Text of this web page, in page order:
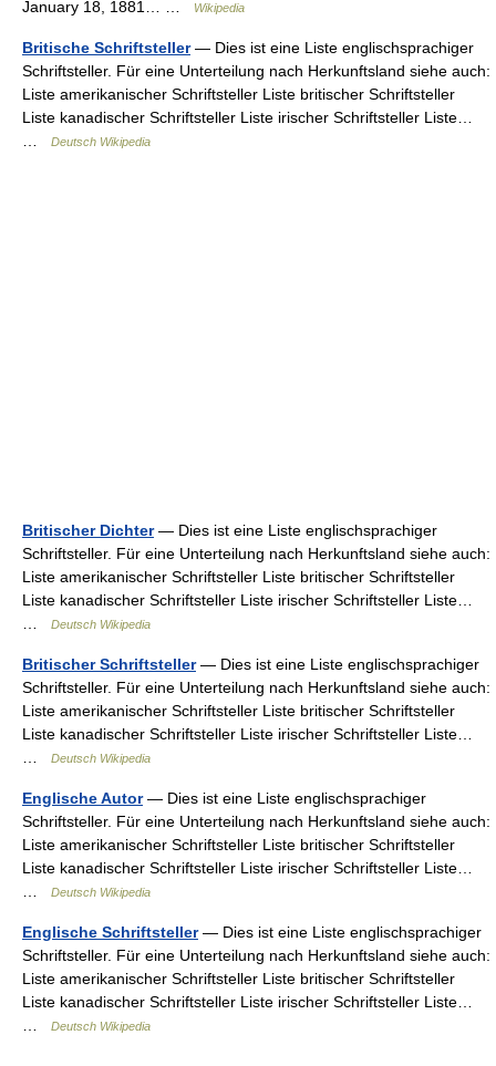
January 18, 1881… …
Wikipedia
Britische Schriftsteller— Dies ist eine Liste englischsprachiger
Schriftsteller. Für eine Unterteilung nach Herkunftsland siehe auch:
Liste amerikanischer Schriftsteller Liste britischer Schriftsteller
Liste kanadischer Schriftsteller Liste irischer Schriftsteller Liste…
Deutsch Wikipedia
Britischer Dichter— Dies ist eine Liste englischsprachiger
Schriftsteller. Für eine Unterteilung nach Herkunftsland siehe auch:
Liste amerikanischer Schriftsteller Liste britischer Schriftsteller
Liste kanadischer Schriftsteller Liste irischer Schriftsteller Liste…
Deutsch Wikipedia
Britischer Schriftsteller— Dies ist eine Liste englischsprachiger
Schriftsteller. Für eine Unterteilung nach Herkunftsland siehe auch:
Liste amerikanischer Schriftsteller Liste britischer Schriftsteller
Liste kanadischer Schriftsteller Liste irischer Schriftsteller Liste…
Deutsch Wikipedia
Englische Autor— Dies ist eine Liste englischsprachiger
Schriftsteller. Für eine Unterteilung nach Herkunftsland siehe auch:
Liste amerikanischer Schriftsteller Liste britischer Schriftsteller
Liste kanadischer Schriftsteller Liste irischer Schriftsteller Liste…
Deutsch Wikipedia
Englische Schriftsteller— Dies ist eine Liste englischsprachiger
Schriftsteller. Für eine Unterteilung nach Herkunftsland siehe auch:
Liste amerikanischer Schriftsteller Liste britischer Schriftsteller
Liste kanadischer Schriftsteller Liste irischer Schriftsteller Liste…
Deutsch Wikipedia